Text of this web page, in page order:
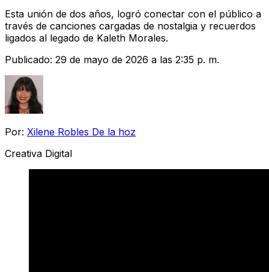
Esta unión de dos años, logró conectar con el público a
través de canciones cargadas de nostalgia y recuerdos
ligados al legado de Kaleth Morales.
Publicado: 29 de mayo de 2026 a las 2:35 p. m.
Por: Xilene Robles De la hoz
Creativa Digital